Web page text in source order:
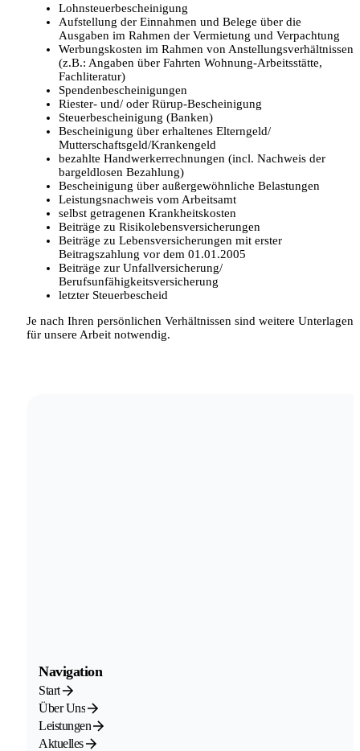
Lohnsteuerbescheinigung
Aufstellung der Einnahmen und Belege über die
Ausgaben im Rahmen der Vermietung und Verpachtung
Werbungskosten im Rahmen von Anstellungsverhältnissen
(z.B.: Angaben über Fahrten Wohnung-Arbeitsstätte,
Fachliteratur)
Spendenbescheinigungen
Riester- und/ oder Rürup-Bescheinigung
Steuerbescheinigung (Banken)
Bescheinigung über erhaltenes Elterngeld/
Mutterschaftsgeld/Krankengeld
bezahlte Handwerkerrechnungen (incl. Nachweis der
bargeldlosen Bezahlung)
Bescheinigung über außergewöhnliche Belastungen
Leistungsnachweis vom Arbeitsamt
selbst getragenen Krankheitskosten
Beiträge zu Risikolebensversicherungen
Beiträge zu Lebensversicherungen mit erster
Beitragszahlung vor dem 01.01.2005
Beiträge zur Unfallversicherung/
Berufsunfähigkeitsversicherung
letzter Steuerbescheid
Je nach Ihren persönlichen Verhältnissen sind weitere Unterlagen
für unsere Arbeit notwendig.
Navigation
Start
Über Uns
Leistungen
Aktuelles